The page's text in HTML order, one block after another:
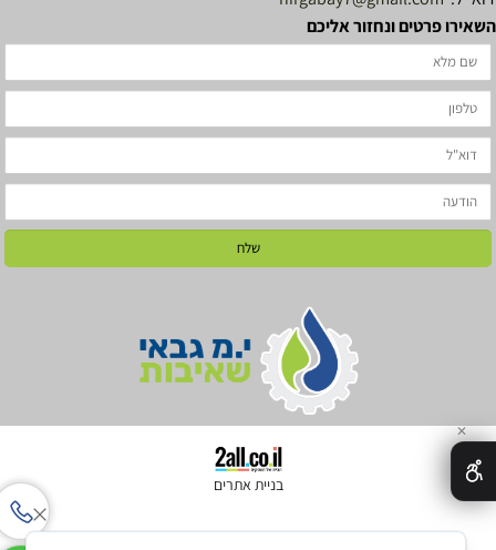
פרטים ונחזור אליכם
בניית אתרים
✕